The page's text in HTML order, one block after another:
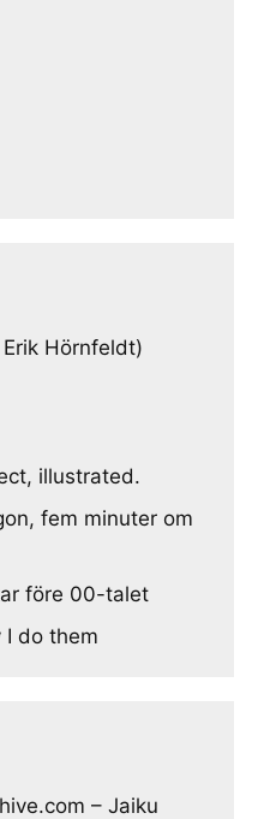
Hörnfeldt)
illustrated.
fem minuter om
före 00-talet
I do them
– Jaiku